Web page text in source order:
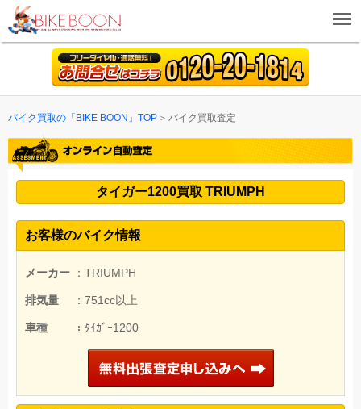
バイク買取の「BIKE BOON」TOP バイク買取査定
タイガー1200買取 TRIUMPH
お客様のバイク情報
メーカー ：TRIUMPH
排気量 ：751cc以上
車種 ：ﾀｲｶﾞｰ1200